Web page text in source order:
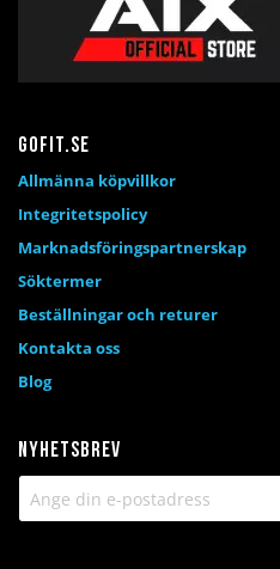
Nyhetsbrev
Gofit.se
Allmänna köpvillkor
Integritetspolicy
Marknadsföringspartnerskap
Söktermer
Beställningar och returer
Kontakta oss
Blog